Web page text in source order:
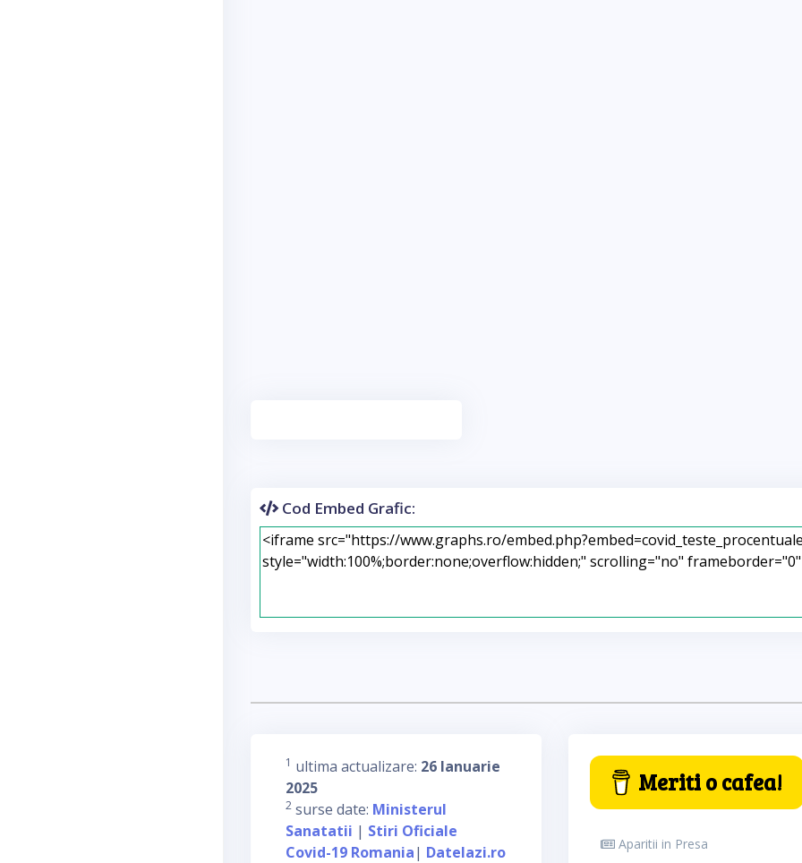
Cod Embed Grafic:
1 ultima actualizare: 26 Ianuarie
2025
2 surse date: Ministerul
Sanatatii | Stiri Oficiale
Covid-19 Romania| Datelazi.ro
Meriti o cafea!
Aparitii in Presa